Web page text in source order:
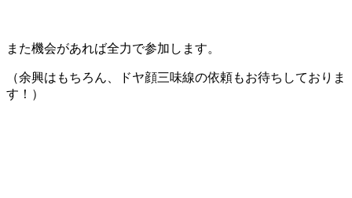
また機会があれば全力で参加します。
（余興はもちろん、ドヤ顔三味線の依頼もお待ちしておりま
す！）